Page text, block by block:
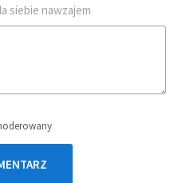
siebie nawzajem